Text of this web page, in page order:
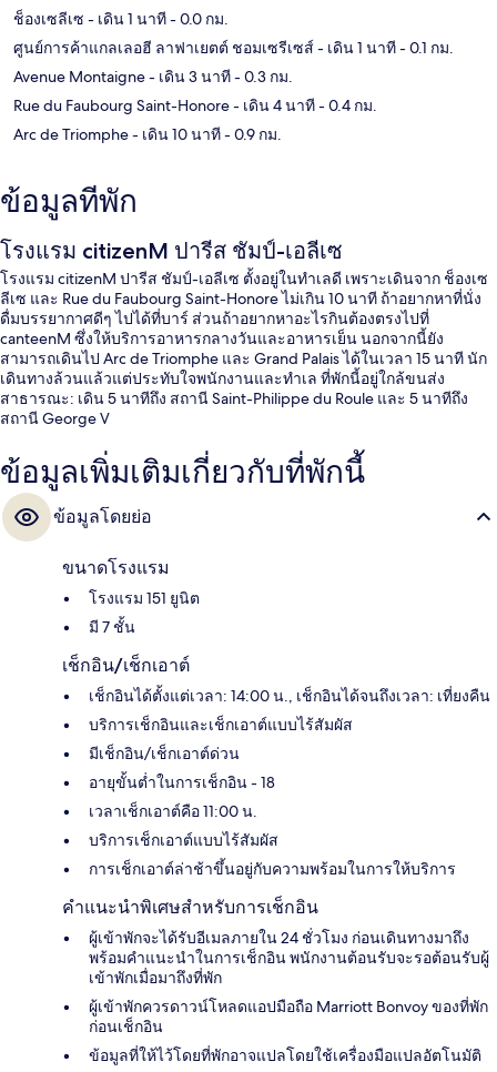
ช็องเซลีเซ - เดิน 1 นาที- 0.0 กม.
ศูนย์การค้าแกลเลอฮี ลาฟาเยตต์ ชอมเซรีเซส์ - เดิน 1 นาที- 0.1 กม.
Avenue Montaigne- เดิน 3 นาที- 0.3 กม.
Rue du Faubourg Saint-Honore- เดิน 4 นาที- 0.4 กม.
Arc de Triomphe- เดิน 10 นาที- 0.9 กม.
ข้อมูลที่พัก
โรงแรม citizenM ปารีส ชัมป์-เอลีเซ
โรงแรม citizenM ปารีส ชัมป์-เอลีเซ ตั้งอยู่ในทำเลดี เพราะเดินจาก ช็องเซ
ลีเซ และ Rue du Faubourg Saint-Honore ไม่เกิน 10 นาที ถ้าอยากหาที่นั่ง
ดื่มบรรยากาศดีๆ ไปได้ที่บาร์ ส่วนถ้าอยากหาอะไรกินต้องตรงไปที่
canteenM ซึ่งให้บริการอาหารกลางวันและอาหารเย็น นอกจากนี้ยัง
สามารถเดินไป Arc de Triomphe และ Grand Palais ได้ในเวลา 15 นาที นัก
เดินทางล้วนแล้วแต่ประทับใจพนักงานและทำเล ที่พักนี้อยู่ใกล้ขนส่ง
สาธารณะ: เดิน 5 นาทีถึง สถานี Saint-Philippe du Roule และ 5 นาทีถึง
สถานี George V
ข้อมูลเพิ่มเติมเกี่ยวกับที่พักนี้
ข้อมูลโดยย่อ
ขนาดโรงแรม
โรงแรม 151 ยูนิต
มี 7 ชั้น
เช็กอิน/เช็กเอาต์
เช็กอินได้ตั้งแต่เวลา: 14:00 น., เช็กอินได้จนถึงเวลา: เที่ยงคืน
บริการเช็กอินและเช็กเอาต์แบบไร้สัมผัส
มีเช็กอิน/เช็กเอาต์ด่วน
อายุขั้นต่ำในการเช็กอิน - 18
เวลาเช็กเอาต์คือ 11:00 น.
บริการเช็กเอาต์แบบไร้สัมผัส
การเช็กเอาต์ล่าช้าขึ้นอยู่กับความพร้อมในการให้บริการ
คำแนะนำพิเศษสำหรับการเช็กอิน
ผู้เข้าพักจะได้รับอีเมลภายใน 24 ชั่วโมง ก่อนเดินทางมาถึง
พร้อมคำแนะนำในการเช็กอิน พนักงานต้อนรับจะรอต้อนรับผู้
เข้าพักเมื่อมาถึงที่พัก
ผู้เข้าพักควรดาวน์โหลดแอปมือถือ Marriott Bonvoy ของที่พัก
ก่อนเช็กอิน
ข้อมูลที่ให้ไว้โดยที่พักอาจแปลโดยใช้เครื่องมือแปลอัตโนมัติ